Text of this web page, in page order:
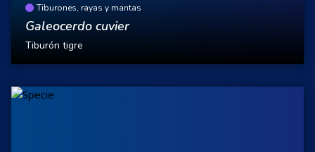
Tiburones, rayas y mantas
Galeocerdo cuvier
Tiburón tigre